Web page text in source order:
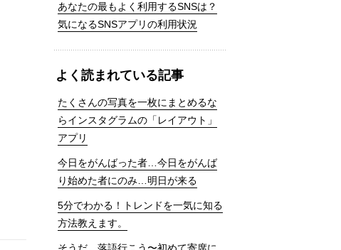
あなたの最もよく利用するSNSは？
気になるSNSアプリの利用状況
よく読まれている記事
たくさんの写真を一枚にまとめるな
らインスタグラムの「レイアウト」
アプリ
今日をがんばった者…今日をがんば
り始めた者にのみ…明日が来る
5分でわかる！トレンドを一気に知る
方法教えます。